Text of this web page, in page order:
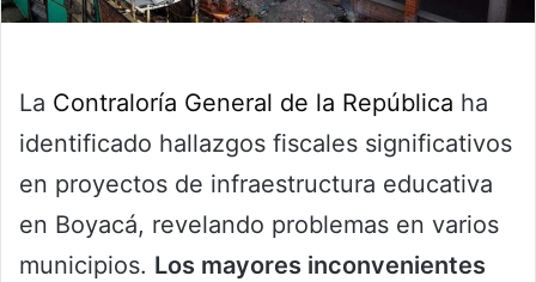
La Contraloría General de la República ha
identificado hallazgos fiscales significativos
en proyectos de infraestructura educativa
en Boyacá, revelando problemas en varios
municipios. Los mayores inconvenientes